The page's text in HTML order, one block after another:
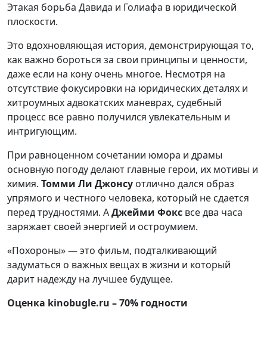
Этакая борьба Давида и Голиафа в юридической
плоскости.
Это вдохновляющая история, демонстрирующая то,
как важно бороться за свои принципы и ценности,
даже если на кону очень многое. Несмотря на
отсутствие фокусировки на юридических деталях и
хитроумных адвокатских маневрах, судебный
процесс все равно получился увлекательным и
интригующим.
При равноценном сочетании юмора и драмы
основную погоду делают главные герои, их мотивы и
химия. Томми Ли Джонсу отлично дался образ
упрямого и честного человека, который не сдается
перед трудностями. АДжейми Фокс все два часа
заряжает своей энергией и остроумием.
«Похороны» — это фильм, подталкивающий
задуматься о важных вещах в жизни и который
дарит надежду на лучшее будущее.
Оценка kinobugle.ru – 70% годности